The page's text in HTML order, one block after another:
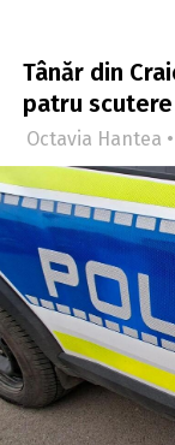
Tânăr din
patru
Octavia Hantea